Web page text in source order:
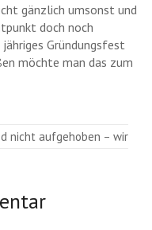
gänzlich umsonst und
doch noch
Gründungsfest
möchte man das zum
nicht aufgehoben – wir